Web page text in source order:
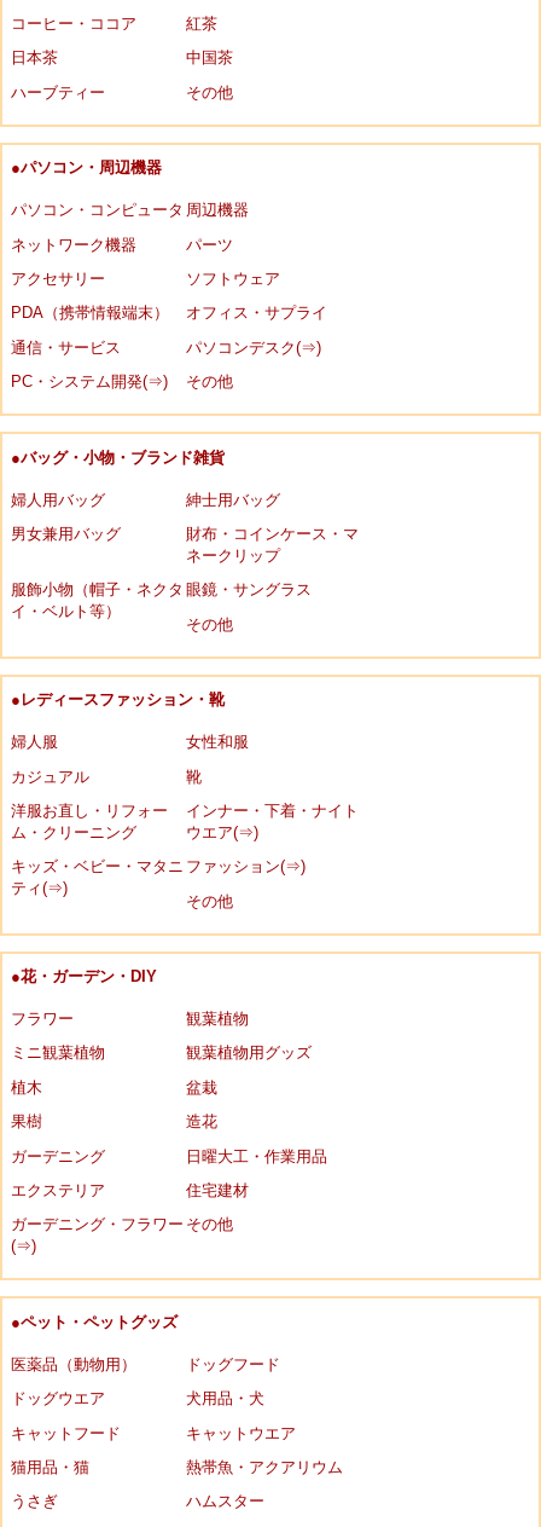
コーヒー・ココア
紅茶
日本茶
中国茶
ハーブティー
その他
●パソコン・周辺機器
パソコン・コンピュータ 周辺機器
ネットワーク機器
パーツ
アクセサリー
ソフトウェア
PDA（携帯情報端末）
オフィス・サプライ
通信・サービス
パソコンデスク(⇒)
PC・システム開発(⇒)
その他
●バッグ・小物・ブランド雑貨
婦人用バッグ
紳士用バッグ
男女兼用バッグ
財布・コインケース・マ
ネークリップ
服飾小物（帽子・ネクタ
イ・ベルト等）
眼鏡・サングラス
その他
●レディースファッション・靴
婦人服
女性和服
カジュアル
靴
洋服お直し・リフォー
ム・クリーニング
インナー・下着・ナイト
ウエア(⇒)
キッズ・ベビー・マタニ
ティ(⇒)
ファッション(⇒)
その他
●花・ガーデン・DIY
フラワー
観葉植物
ミニ観葉植物
観葉植物用グッズ
植木
盆栽
果樹
造花
ガーデニング
日曜大工・作業用品
エクステリア
住宅建材
ガーデニング・フラワー
(⇒)
その他
●ペット・ペットグッズ
医薬品（動物用）
ドッグフード
ドッグウエア
犬用品・犬
キャットフード
キャットウエア
猫用品・猫
熱帯魚・アクアリウム
うさぎ
ハムスター